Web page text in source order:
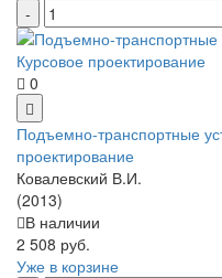
0
Подъемно-транспортные
проектирование
Ковалевский В.И.
(2013)
В наличии
2 508 руб.
Уже в корзине